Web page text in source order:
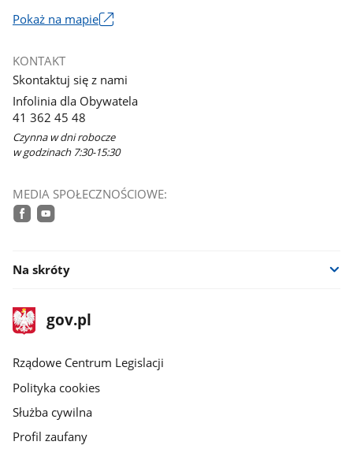
Pokaż na mapieLink
nowym
oknie
KONTAKT
Skontaktuj się z nami
Infolinia dla Obywatela
41 362 45 48
Czynna w dni robocze
w godzinach 7:30-15:30
MEDIA SPOŁECZNOŚCIOWE:
Na skróty
stopka
gov.plStrona
gov.pl
Rządowe Centrum Legislacji
Polityka cookies
Służba cywilna
Profil zaufany